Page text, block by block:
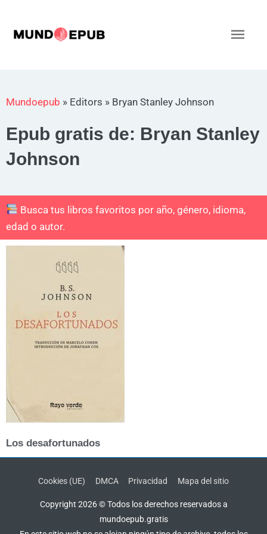
contenido
Mundoepub » Editors » Bryan Stanley Johnson
Epub gratis de: Bryan Stanley
Johnson
Busca tus libros favoritos por año, género, idioma,
edad o autor.
Los desafortunados
Cookies (UE) DMCA Privacidad Mapa del sitio
Copyright 2026 © Todos los derechos reservados a
mundoepub.gratis